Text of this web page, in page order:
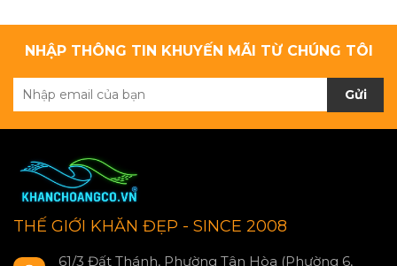
NHẬP THÔNG TIN KHUYẾN MÃI TỪ CHÚNG TÔI
Gửi
THẾ GIỚI KHĂN ĐẸP - SINCE 2008
61/3 Đất Thánh, Phường Tân Hòa (Phường 6,